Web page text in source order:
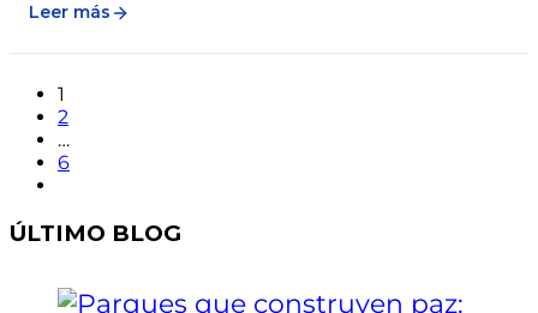
Leer más
1
2
…
6
ÚLTIMO BLOG